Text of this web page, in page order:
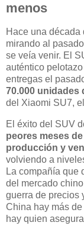
menos
Hace una
mirando al
se veía venir. El
auténtico
entregas el
70.000 unidades
del Xiaomi SU7,
El éxito del SUV
peores meses
producción y
volviendo a
La compañía que
del mercado
guerra de precios
China hay más
hay quien